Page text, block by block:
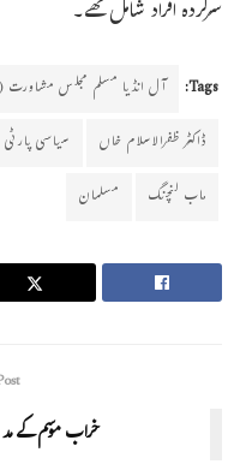
سرکردہ افراد شامل تھے۔
Tags: آل انڈیا مسلم مجلس مشاورت
ڈاکٹر ظفرالاسلام خاں
سیاسی پارٹی
ماب لنچنگ
مسلمان
خراب موسم کے